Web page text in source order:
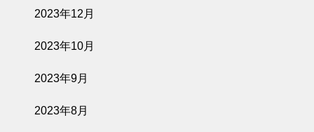
2023年12月
2023年10月
2023年9月
2023年8月